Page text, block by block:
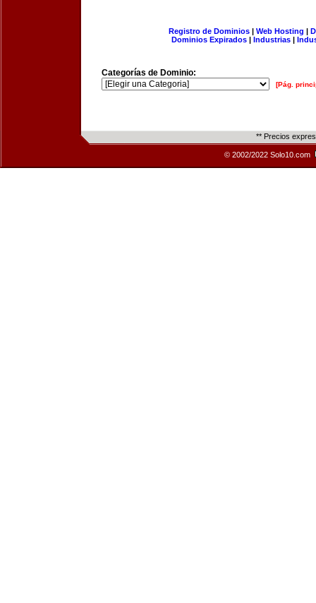
Registro de Dominios| Web Hosting |
Dominios Expirados | Industrias |
Categorías de Dominio:
[Pág.
** Precios
© 2002/2022 Solo10.com